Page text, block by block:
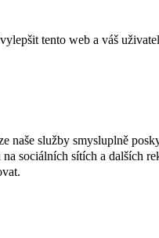
tento web a váš
naše služby smysluplně
sociálních sítích a dalších